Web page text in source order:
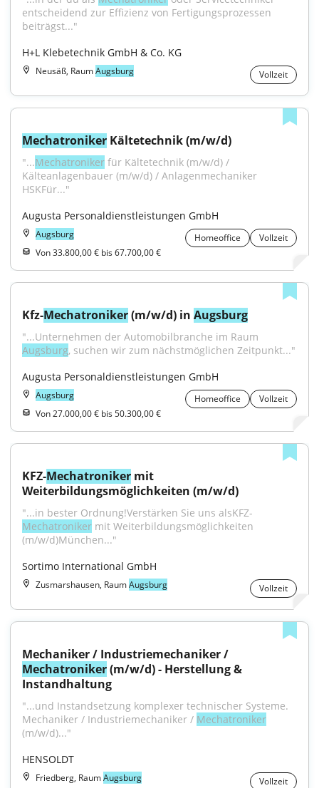
entscheidend zur Effizienz von Fertigungsprozessen
beiträgst..."
H+L Klebetechnik GmbH & Co. KG
Neusäß, RaumAugsburg Vollzeit
Mechatroniker Kältetechnik (m/w/d)
"...Mechatroniker für Kältetechnik (m/w/d) /
Kälteanlagenbauer (m/w/d) / Anlagenmechaniker
HSKFür..."
Augusta Personaldienstleistungen GmbH
Augsburg Homeoffice
Vollzeit
Von 33.800,00 € bis 67.700,00 €
Kfz-Mechatroniker (m/w/d) in Augsburg
Augsburg, suchen wir zum nächstmöglichen Zeitpunkt..."
Augusta Personaldienstleistungen GmbH
Augsburg Homeoffice
Vollzeit
Von 27.000,00 € bis 50.300,00 €
KFZ-Mechatroniker mit
Weiterbildungsmöglichkeiten (m/w/d)
"...in bester Ordnung!Verstärken Sie uns alsKFZ-
Mechatroniker mit Weiterbildungsmöglichkeiten
(m/w/d)München..."
Sortimo International GmbH
Zusmarshausen, RaumAugsburg Vollzeit
Mechatroniker (m/w/d) - Herstellung &
Instandhaltung
"...und Instandsetzung komplexer technischer Systeme.
Mechaniker / Industriemechaniker / Mechatroniker
(m/w/d)..."
HENSOLDT
Friedberg, RaumAugsburg Vollzeit